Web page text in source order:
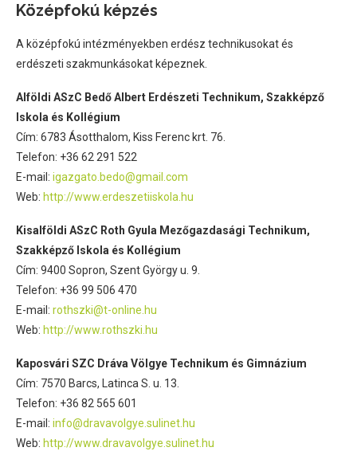
Középfokú képzés
A középfokú intézményekben erdész technikusokat és
erdészeti szakmunkásokat képeznek.
Alföldi ASzC Bedő Albert Erdészeti Technikum, Szakképző
Iskola és Kollégium
Cím: 6783 Ásotthalom, Kiss Ferenc krt. 76.
Telefon: +36 62 291 522
E-mail: igazgato.bedo@gmail.com
Web: http://www.erdeszetiiskola.hu
Kisalföldi ASzC Roth Gyula Mezőgazdasági Technikum,
Szakképző Iskola és Kollégium
Cím: 9400 Sopron, Szent György u. 9.
Telefon: +36 99 506 470
E-mail: rothszki@t-online.hu
Web: http://www.rothszki.hu
Kaposvári SZC Dráva Völgye Technikum és Gimnázium
Cím: 7570 Barcs, Latinca S. u. 13.
Telefon: +36 82 565 601
E-mail: info@dravavolgye.sulinet.hu
Web: http://www.dravavolgye.sulinet.hu